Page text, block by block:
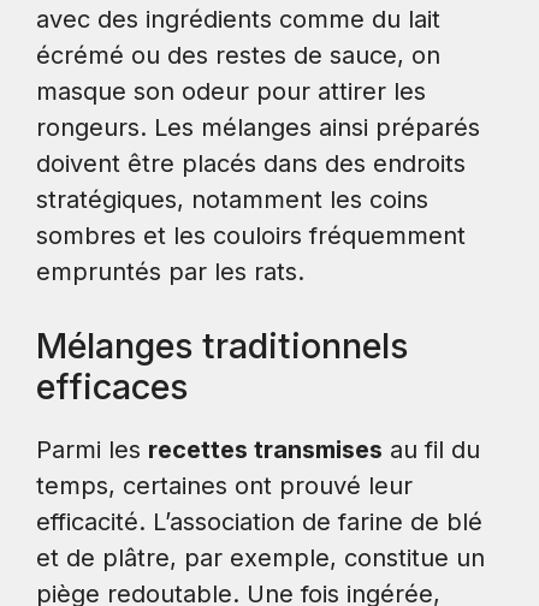
avec des ingrédients comme du lait
écrémé ou des restes de sauce, on
masque son odeur pour attirer les
rongeurs. Les mélanges ainsi préparés
doivent être placés dans des endroits
stratégiques, notamment les coins
sombres et les couloirs fréquemment
empruntés par les rats.
Mélanges traditionnels
efficaces
Parmi les recettes transmises au fil du
temps, certaines ont prouvé leur
efficacité. L’association de farine de blé
et de plâtre, par exemple, constitue un
piège redoutable. Une fois ingérée,